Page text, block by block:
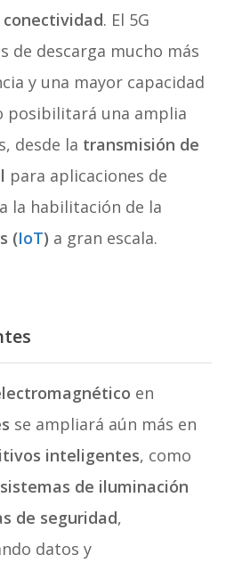
. El 5G
de descarga mucho más
y una mayor capacidad
posibilitará una amplia
desde la transmisión de
para aplicaciones de
la habilitación de la
(IoT) a gran escala.
en
se ampliará aún más en
inteligentes, como
sistemas de iluminación
de seguridad,
datos y